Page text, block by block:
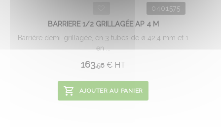
0401575
BARRIERE 1/2 GRILLAGÉE AP 4 M
Barrière demi-grillagée, en 3 tubes de ø 42,4 mm et 1
en ...
163.56 €HT
AJOUTER AU PANIER